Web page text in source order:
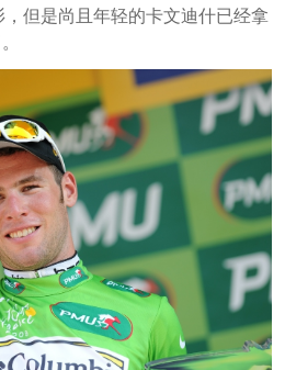
但是尚且年轻的卡文迪什已经拿